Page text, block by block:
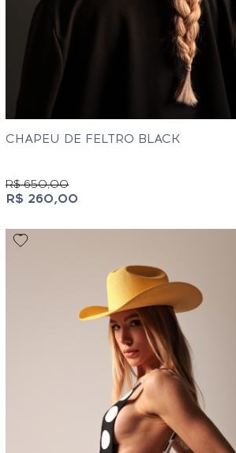
CHAPEU DE FELTRO BLACK
R$ 650,00
R$ 260,00